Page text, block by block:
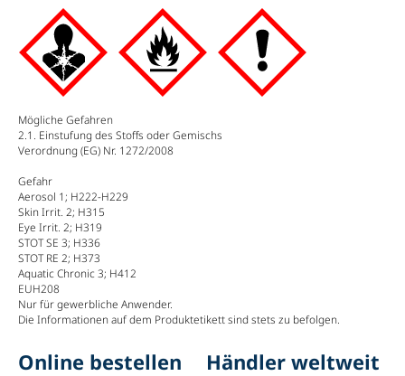
Mögliche Gefahren
2.1. Einstufung des Stoffs oder Gemischs
Verordnung (EG) Nr. 1272/2008
Gefahr
Aerosol 1; H222-H229
Skin Irrit. 2; H315
Eye Irrit. 2; H319
STOT SE 3; H336
STOT RE 2; H373
Aquatic Chronic 3; H412
EUH208
Nur für gewerbliche Anwender.
Die Informationen auf dem Produktetikett sind stets zu befolgen.
Online bestellen Händler weltweit